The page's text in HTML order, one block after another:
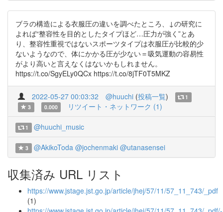
ブラの構造による衣服圧の違いを調べたところ、↓の研究に
よれば“整容性を目的としたタイプほど…圧力が強く”とあ
り、整容性重視ではないスポーツタイプは衣服圧が比較的少
ないようなので、体にかかる圧が少ない＝吸気運動の容易性
がより高いと言えなくはないかもしれません。
https://t.co/SgyELy0QCx https://t.co/8jTF0T5MKZ
2022-05-27 00:03:32 @huuchi (投稿一覧)
1
3
0.000 リツイート・ネットワーク (1)
1 @huuchi_music
3 @AkikoToda @jochenmaki @utanasensei
収集済み URL リスト
https://www.jstage.jst.go.jp/article/jhej/57/11/57_11_743/_pdf
(1)